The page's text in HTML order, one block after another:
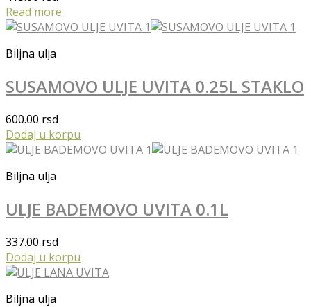
Read more
Biljna ulja
SUSAMOVO ULJE UVITA 0.25L STAKLO
600.00 rsd
Dodaj u korpu
Biljna ulja
ULJE BADEMOVO UVITA 0.1L
337.00 rsd
Dodaj u korpu
Biljna ulja